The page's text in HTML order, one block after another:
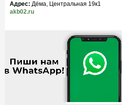
Адрес: Дёма, Центральная 19к1
akb02.ru